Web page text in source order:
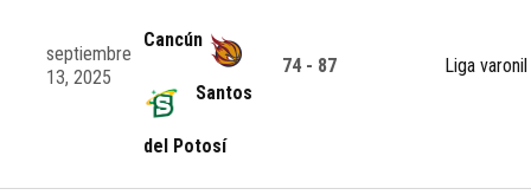
septiembre
13, 2025
Cancún
Santos
del Potosí
74 - 87 Liga varonil